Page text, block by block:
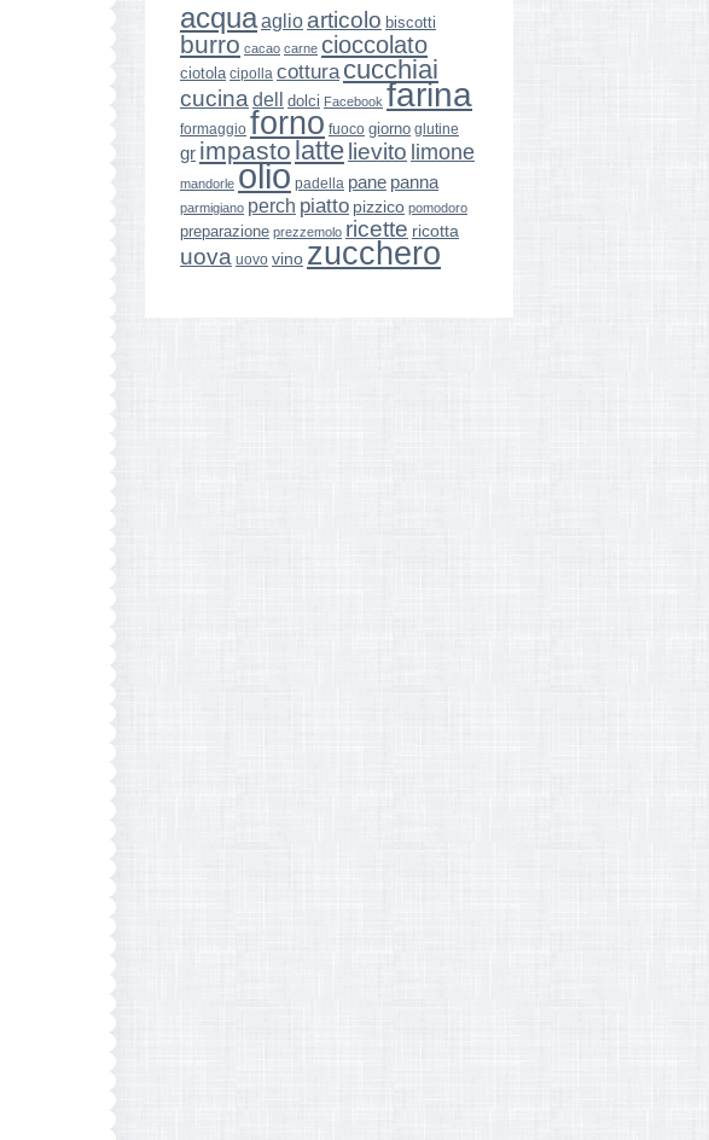
acquaaglio articolo biscotti
burro cacao carne cioccolato
ciotola cipolla cottura cucchiai
cucina dell dolci Facebook farina
formaggio forno fuoco giorno glutine
gr impasto latte lievito limone
mandorle olio padella pane panna
parmigiano perch piatto pizzico pomodoro
preparazione prezzemolo ricette ricotta
uova uovo vino zucchero